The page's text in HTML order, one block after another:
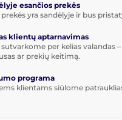
esančios prekės
prekės yra sandėlyje ir bus
klientų aptarnavimas
sutvarkome per kelias valandas
ar prekių keitimą.
programa
klientams siūlome